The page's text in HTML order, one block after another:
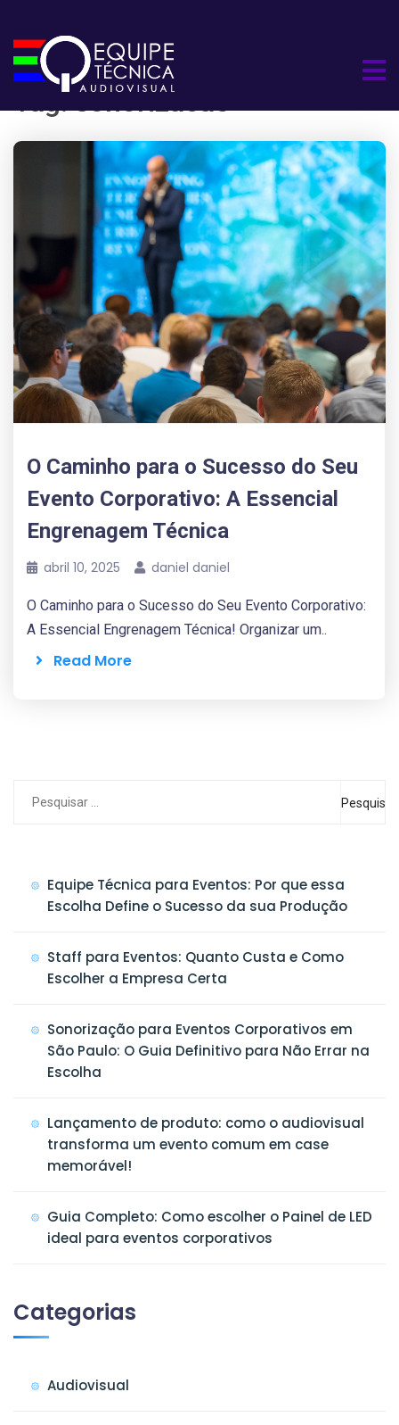
Tag:sonorizacao
O Caminho para o Sucesso do Seu
Evento Corporativo: A Essencial
Engrenagem Técnica
abril 10, 2025 daniel daniel
O Caminho para o Sucesso do Seu Evento Corporativo:
A Essencial Engrenagem Técnica! Organizar um..
Read More
Pesquisar
Equipe Técnica para Eventos: Por que essa
Escolha Define o Sucesso da sua Produção
Staff para Eventos: Quanto Custa e Como
Escolher a Empresa Certa
Sonorização para Eventos Corporativos em
São Paulo: O Guia Definitivo para Não Errar na
Escolha
Lançamento de produto: como o audiovisual
transforma um evento comum em case
memorável!
Guia Completo: Como escolher o Painel de LED
ideal para eventos corporativos
Categorias
Audiovisual